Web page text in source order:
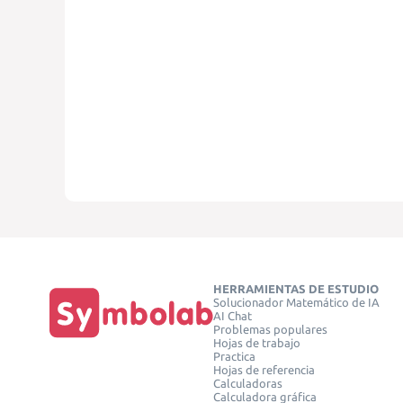
HERRAMIENTAS DE ESTUDIO
Solucionador Matemático de IA
AI Chat
Problemas populares
Hojas de trabajo
Practica
Hojas de referencia
Calculadoras
Calculadora gráfica